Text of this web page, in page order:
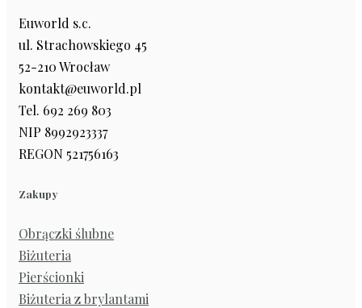
Euworld s.c.
ul. Strachowskiego 45
52-210 Wrocław
kontakt@euworld.pl
Tel. 692 269 803
NIP 8992923337
REGON 521756163
Zakupy
Obrączki ślubne
Biżuteria
Pierścionki
Biżuteria z brylantami